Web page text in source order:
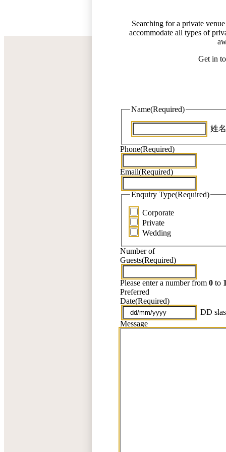
Searching for a private
accommodate all types of
Get in
Name(Required)
姓名
Phone(Required)
Email(Required)
Enquiry Type(Required)
Corporate
Private
Wedding
Number of
Guests(Required)
Please enter a number from 0 to
Preferred
Date(Required)
DD
Message